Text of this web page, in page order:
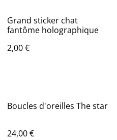
Grand sticker chat
fantôme holographique
2,00 €
Boucles d'oreilles The star
24,00 €